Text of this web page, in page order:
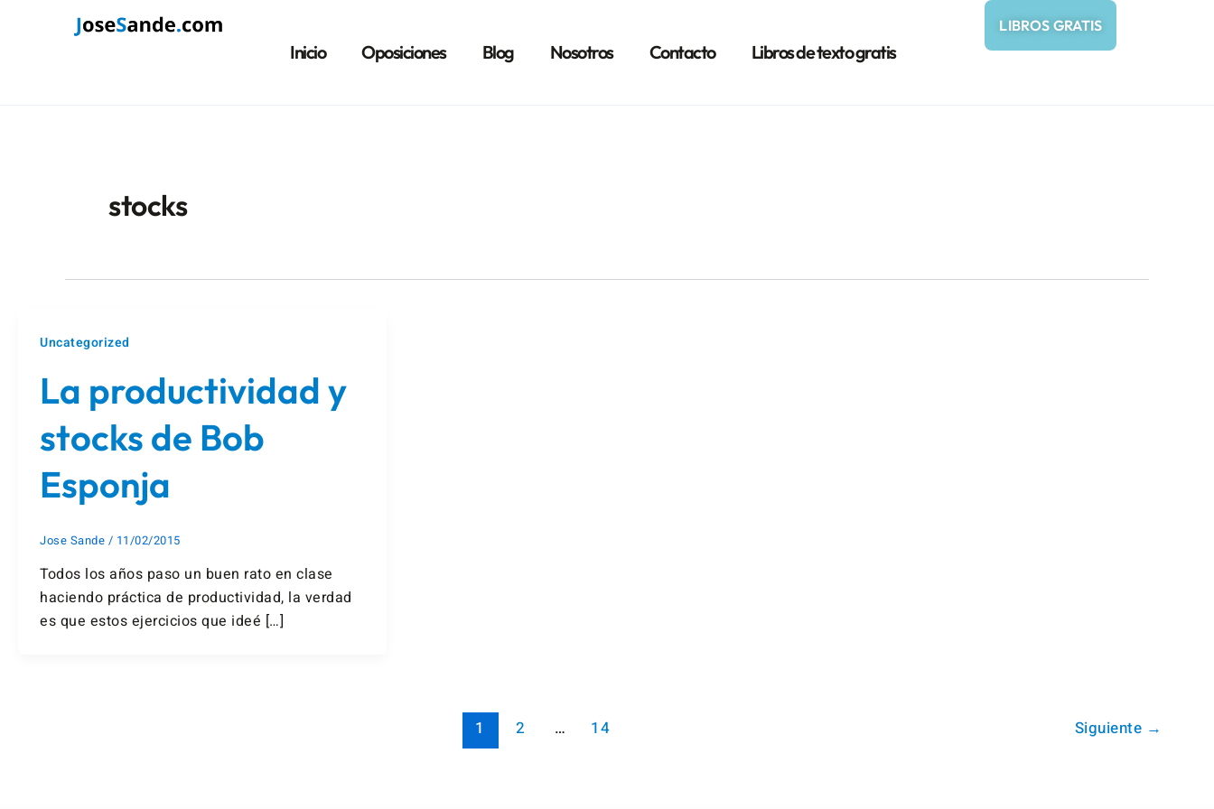
Inicio Oposiciones Blog Nosotros Contacto Libros de texto gratis
LIBROS GRATIS
stocks
Uncategorized
La productividad y
stocks de Bob
Esponja
Jose Sande / 11/02/2015
Todos los años paso un buen rato en clase
haciendo práctica de productividad, la verdad
es que estos ejercicios que ideé […]
1 2 … 14 Siguiente →